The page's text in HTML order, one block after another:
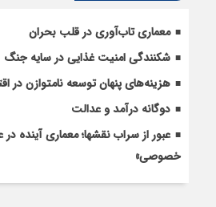
معماری تاب‌آوری در قلب بحران
شکنندگی امنیت غذایی در سایه جنگ
هزینه‌های پنهان توسعه نامتوازن در
دوگانه درآمد و عدالت
عبور از سراب نقش­ها؛ معماری آینده
خصوصی»